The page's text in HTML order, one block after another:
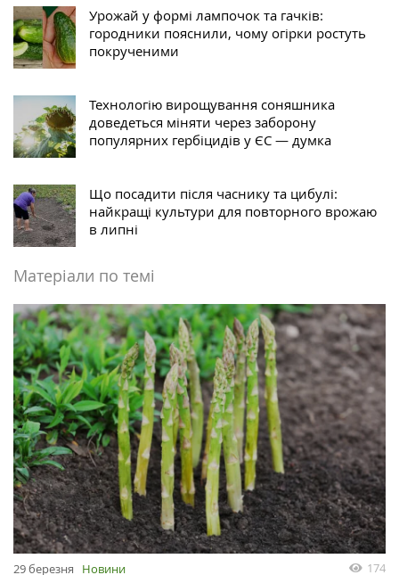
Урожай у формі лампочок та гачків:
городники пояснили, чому огірки ростуть
покрученими
Технологію вирощування соняшника
доведеться міняти через заборону
популярних гербіцидів у ЄС — думка
Що посадити після часнику та цибулі:
найкращі культури для повторного врожаю
в липні
Матеріали по темі
29 березня Новини 174